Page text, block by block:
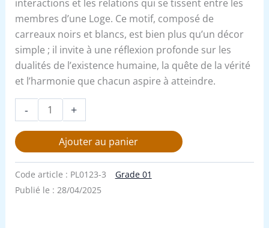
interactions et les relations qui se tissent entre les
membres d’une Loge. Ce motif, composé de
carreaux noirs et blancs, est bien plus qu’un décor
simple ; il invite à une réflexion profonde sur les
dualités de l’existence humaine, la quête de la vérité
et l’harmonie que chacun aspire à atteindre.
- +
Ajouter au panier
Code article : PL0123-3
Grade 01
Publié le : 28/04/2025